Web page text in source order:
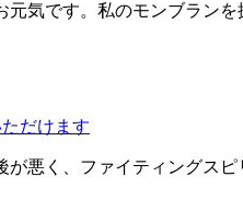
気です。私のモンブラン
悪く、ファイティングス